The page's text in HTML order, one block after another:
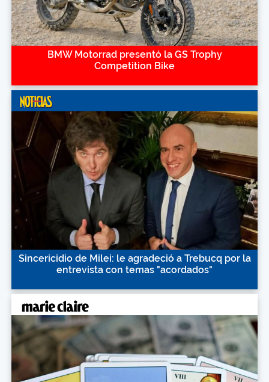
BMW Motorrad presentó la GS Trophy
Competition Bike
Sincericidio de Milei: le agradeció a Trebucq por la
entrevista con temas "acordados"